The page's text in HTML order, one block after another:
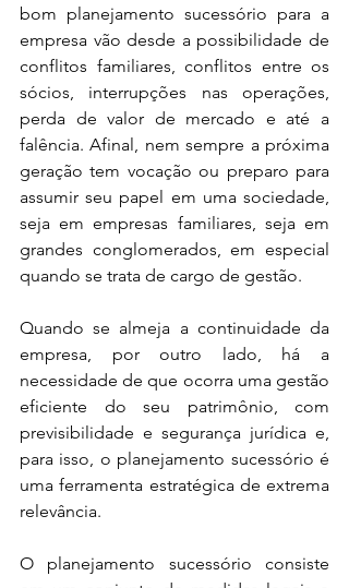
bom planejamento sucessório para a
empresa vão desde a possibilidade de
conflitos familiares, conflitos entre os
sócios, interrupções nas operações,
perda de valor de mercado e até a
falência. Afinal, nem sempre a próxima
geração tem vocação ou preparo para
assumir seu papel em uma sociedade,
seja em empresas familiares, seja em
grandes conglomerados, em especial
quando se trata de cargo de gestão.
Quando se almeja a continuidade da
empresa, por outro lado, há a
necessidade de que ocorra uma gestão
eficiente do seu patrimônio, com
previsibilidade e segurança jurídica e,
para isso, o planejamento sucessório é
uma ferramenta estratégica de extrema
relevância.
O planejamento sucessório consiste